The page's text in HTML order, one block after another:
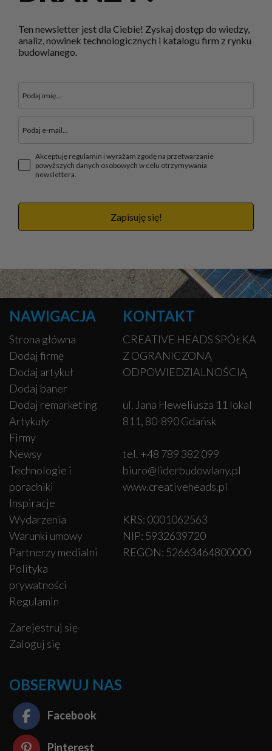
Ten newsletter jest dla Ciebie! Zyskaj dostęp do wiedzy,
analiz, nowinek technologicznych i katalogu firm z rynku
budowlanego.
Akceptuję regulamin i wyrażam zgodę na przetwarzanie
powyższych danych osobowych w celu otrzymywania
newslettera.
Zapisuję się!
NAWIGACJA
Strona główna
Dodaj firmę
Dodaj artykuł
Dodaj baner
Dodaj remarketing
Artykuły
Firmy
Newsy
Technologie i
poradniki
Inspiracje
Wydarzenia
Warunki umowy
Partnerzy medialni
Polityka
prywatności
Regulamin
Zarejestruj się
Zaloguj się
KONTAKT
CREATIVE HEADS SPÓŁKA
Z OGRANICZONĄ
ODPOWIEDZIALNOŚCIĄ
ul. Jana Heweliusza 11 lokal
811, 80-890 Gdańsk
tel. +48 789 382 099
biuro@liderbudowlany.pl
www.creativeheads.pl
KRS: 0001062563
NIP: 5932639720
REGON: 52663464800000
OBSERWUJ NAS
Facebook
Pinterest